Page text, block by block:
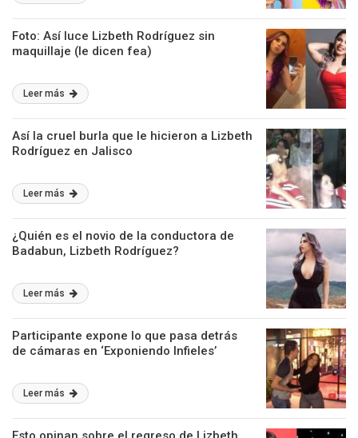
Foto: Así luce Lizbeth Rodríguez sin
maquillaje (le dicen fea)
Leer más
Así la cruel burla que le hicieron a Lizbeth
Rodríguez en Jalisco
Leer más
¿Quién es el novio de la conductora de
Badabun, Lizbeth Rodríguez?
Leer más
Participante expone lo que pasa detrás
de cámaras en ‘Exponiendo Infieles’
Leer más